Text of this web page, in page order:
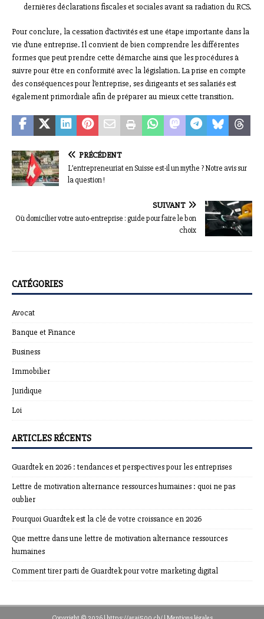
dernières déclarations fiscales et sociales avant sa radiation du RCS.
Pour conclure, la cessation d’activités est une étape importante dans la
vie d’une entreprise. Il convient de bien comprendre les différentes
formes que peut prendre cette démarche ainsi que les procédures à
suivre pour être en conformité avec la législation. La prise en compte
des conséquences pour l’entreprise, ses dirigeants et ses salariés est
également primordiale afin de préparer au mieux cette transition.
PRÉCÉDENT
L’entrepreneuriat en Suisse est-il un mythe ? Notre avis sur
la question !
SUIVANT
Où domicilier votre auto-entreprise : guide pour faire le bon
choix
CATÉGORIES
Avocat
Banque et Finance
Business
Immobilier
Juridique
Loi
ARTICLES RÉCENTS
Guardtek en 2026 : tendances et perspectives pour les entreprises
Lettre de motivation alternance ressources humaines : quoi ne pas
oublier
Pourquoi Guardtek est la clé de votre croissance en 2026
Que mettre dans une lettre de motivation alternance ressources
humaines
Comment tirer parti de Guardtek pour votre marketing digital